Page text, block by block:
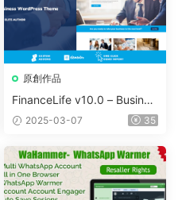
原創作品
FinanceLife v10.0 – Busines
s WordPress Theme
2025-03-07 35